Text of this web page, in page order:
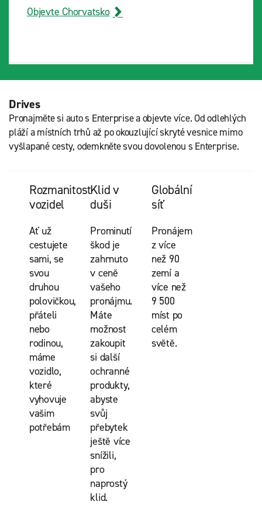
Objevte Chorvatsko
Drives
Pronajměte si auto s Enterprise a objevte více. Od odlehlých
pláží a místních trhů až po okouzlující skryté vesnice mimo
vyšlapané cesty, odemkněte svou dovolenou s Enterprise.
Rozmanitost
vozidel
Ať už
cestujete
sami, se
svou
druhou
polovičkou,
přáteli
nebo
rodinou,
máme
vozidlo,
které
vyhovuje
vašim
potřebám
Klid v
duši
Prominutí
škod je
zahrnuto
v ceně
vašeho
pronájmu.
Máte
možnost
zakoupit
si další
ochranné
produkty,
abyste
svůj
přebytek
ještě více
snížili,
pro
naprostý
klid.
Globální
síť
Pronájem
z více
než 90
zemí a
více než
9 500
míst po
celém
světě.